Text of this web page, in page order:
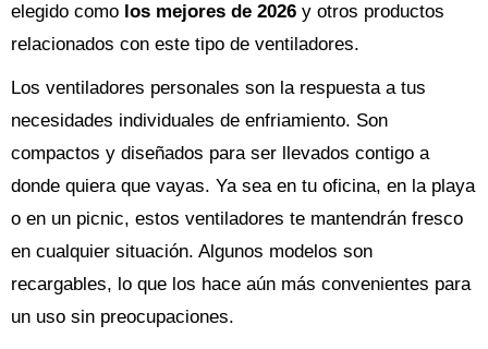
elegido como los mejores de 2026 y otros productos
relacionados con este tipo de ventiladores.
Los ventiladores personales son la respuesta a tus
necesidades individuales de enfriamiento. Son
compactos y diseñados para ser llevados contigo a
donde quiera que vayas. Ya sea en tu oficina, en la playa
o en un picnic, estos ventiladores te mantendrán fresco
en cualquier situación. Algunos modelos son
recargables, lo que los hace aún más convenientes para
un uso sin preocupaciones.